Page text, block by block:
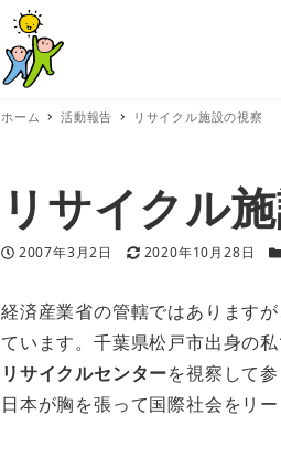
ホーム 活動報告 リサイクル施設の視察
リサイクル
投稿日
2007年3月2日 更新日
2020年10月28日
経済産業省の管轄ではあります
ています。千葉県松戸市出身の
リサイクルセンターを視察して
日本が胸を張って国際社会をリ